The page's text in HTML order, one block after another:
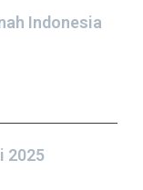
Indonesia
2025